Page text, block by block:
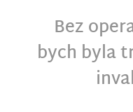
Bez
bych byla